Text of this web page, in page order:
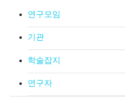
연구모임
기관
학술잡지
연구자